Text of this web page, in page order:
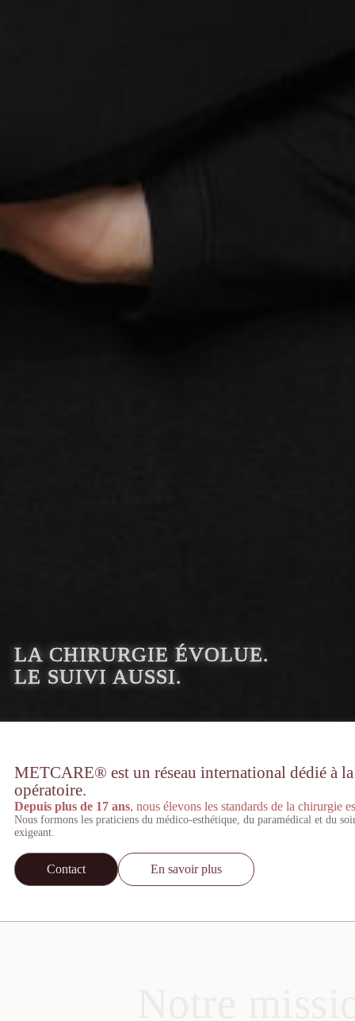
LA CHIRURGIE ÉVOLUE.
LE SUIVI AUSSI.
METCARE® est un réseau international dédié à
opératoire.
Depuis plus de 17 ans, nous élevons les standards de la chirurgie
Nous formons les praticiens du médico-esthétique, du paramédical et du
exigeant.
Contact En savoir plus